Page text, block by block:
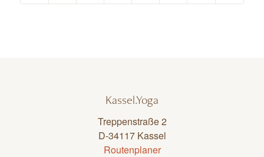
Kassel.Yoga
Treppenstraße 2
D-34117 Kassel
Routenplaner